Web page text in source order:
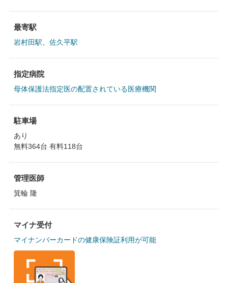
最寄駅
岩村田駅 佐久平駅
指定病院
母体保護法指定医の配置されている医療機関
駐車場
あり
無料364台 有料118台
管理医師
箕輪 隆
マイナ受付
マイナンバーカードの健康保険証利用が可能